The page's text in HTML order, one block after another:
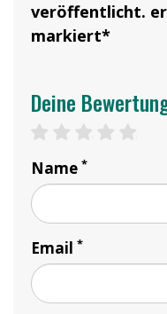
veröffentlicht.
markiert*
Deine
4 stars
3 stars
2 stars
1 star
Name *
Email *